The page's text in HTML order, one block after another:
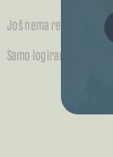
Još nema recenzija.
Samo logirani kupci